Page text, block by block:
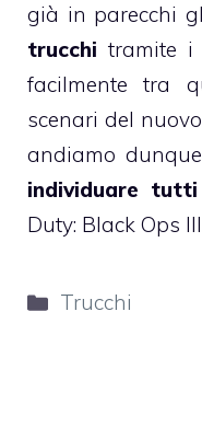
già in parecchi
trucchi tramite i
facilmente tra
scenari del
andiamo
individuare
Duty: Black Ops
Categorie
Trucchi